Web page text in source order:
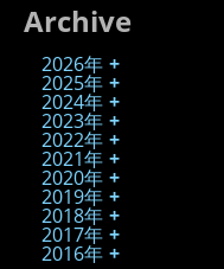
Archive
2026年
2025年
2024年
2023年
2022年
2021年
2020年
2019年
2018年
2017年
2016年